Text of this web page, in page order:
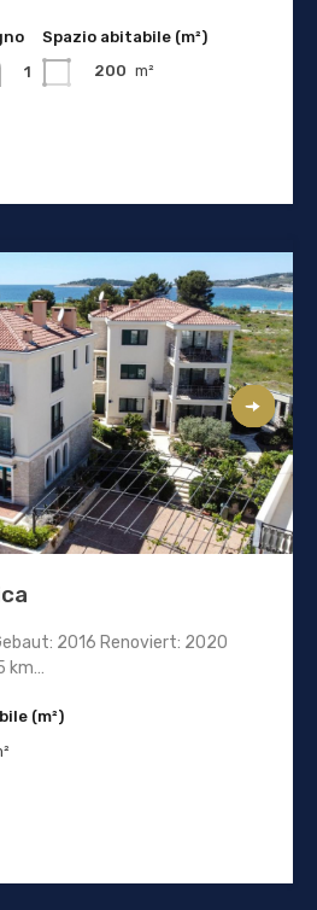
1
Spazio abitabile (m²)
200 m²
2016 Renoviert: 2020
km…
(m²)